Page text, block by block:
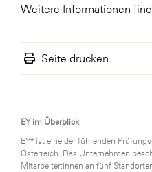
Weitere Informationen
Seite drucken
EY im Überblick
EY* ist eine der führenden
Österreich. Das Unternehmen
Mitarbeiter:innen an fünf